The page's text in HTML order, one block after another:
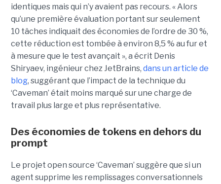
identiques mais qui n’y avaient pas recours. « Alors
qu’une première évaluation portant sur seulement
10 tâches indiquait des économies de l’ordre de 30 %,
cette réduction est tombée à environ 8,5 % au fur et
à mesure que le test avançait », a écrit Denis
Shiryaev, ingénieur chez JetBrains, dans un article de
blog, suggérant que l’impact de la technique du
‘Caveman’ était moins marqué sur une charge de
travail plus large et plus représentative.
Des économies de tokens en dehors du
prompt
Le projet open source ‘Caveman’ suggère que si un
agent supprime les remplissages conversationnels